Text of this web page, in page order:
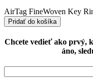
AirTag FineWoven Key
Pridať do košíka
Chcete vedieť ako prvý,
áno,